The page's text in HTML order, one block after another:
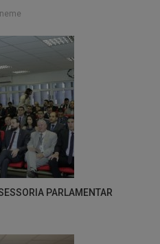
PARLAMENTAR